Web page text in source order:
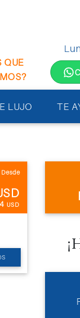
QUE
LUJO TE
Desde
USD